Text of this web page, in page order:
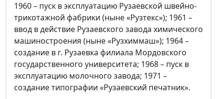
1960 – пуск в эксплуатацию Рузаевской швейно-
трикотажной фабрики (ныне «Рузтекс»); 1961 –
ввод в действие Рузаевского завода химического
машиностроения (ныне «Рузхиммаш»); 1964 –
создание в г. Рузаевка филиала Мордовского
государственного университета; 1968 – пуск в
эксплуатацию молочного завода; 1971 –
создание типографии «Рузаевский печатник».